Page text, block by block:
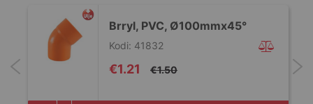
Brryl, PVC, Ø100mmx45°
Special
Price
€1.21 €1.50
Kodi: 41832